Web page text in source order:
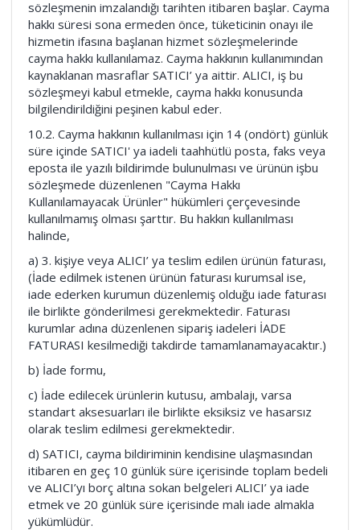
sözleşmenin imzalandığı tarihten itibaren başlar. Cayma
hakkı süresi sona ermeden önce, tüketicinin onayı ile
hizmetin ifasına başlanan hizmet sözleşmelerinde
cayma hakkı kullanılamaz. Cayma hakkının kullanımından
kaynaklanan masraflar SATICI’ ya aittir. ALICI, iş bu
sözleşmeyi kabul etmekle, cayma hakkı konusunda
bilgilendirildiğini peşinen kabul eder.
10.2. Cayma hakkının kullanılması için 14 (ondört) günlük
süre içinde SATICI' ya iadeli taahhütlü posta, faks veya
eposta ile yazılı bildirimde bulunulması ve ürünün işbu
sözleşmede düzenlenen "Cayma Hakkı
Kullanılamayacak Ürünler" hükümleri çerçevesinde
kullanılmamış olması şarttır. Bu hakkın kullanılması
halinde,
a) 3. kişiye veya ALICI’ ya teslim edilen ürünün faturası,
(İade edilmek istenen ürünün faturası kurumsal ise,
iade ederken kurumun düzenlemiş olduğu iade faturası
ile birlikte gönderilmesi gerekmektedir. Faturası
kurumlar adına düzenlenen sipariş iadeleri İADE
FATURASI kesilmediği takdirde tamamlanamayacaktır.)
b) İade formu,
c) İade edilecek ürünlerin kutusu, ambalajı, varsa
standart aksesuarları ile birlikte eksiksiz ve hasarsız
olarak teslim edilmesi gerekmektedir.
d) SATICI, cayma bildiriminin kendisine ulaşmasından
itibaren en geç 10 günlük süre içerisinde toplam bedeli
ve ALICI’yı borç altına sokan belgeleri ALICI’ ya iade
etmek ve 20 günlük süre içerisinde malı iade almakla
yükümlüdür.